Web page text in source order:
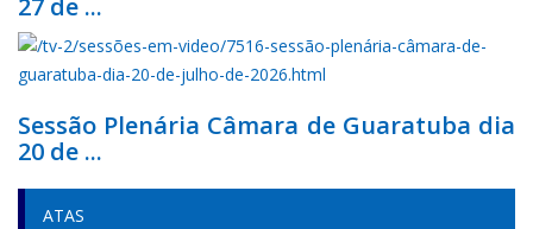
27 de ...
Sessão Plenária Câmara de Guaratuba dia
20 de ...
ATAS